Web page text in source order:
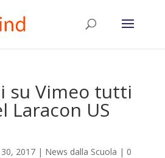
su Vimeo tutti
Laracon US
2017| News dalla Scuola | 0